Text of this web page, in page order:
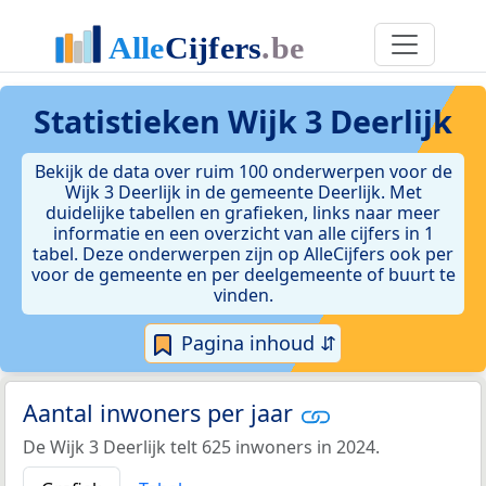
Statistieken Wijk 3 Deerlijk
Bekijk de data over ruim 100 onderwerpen voor de
Wijk 3 Deerlijk in de gemeente Deerlijk. Met
duidelijke tabellen en grafieken, links naar meer
informatie en een overzicht van alle cijfers in 1
tabel. Deze onderwerpen zijn op AlleCijfers ook per
voor de gemeente en per deelgemeente of buurt te
vinden.
Pagina inhoud ⇵
Aantal inwoners per jaar
De Wijk 3 Deerlijk telt 625 inwoners in 2024.